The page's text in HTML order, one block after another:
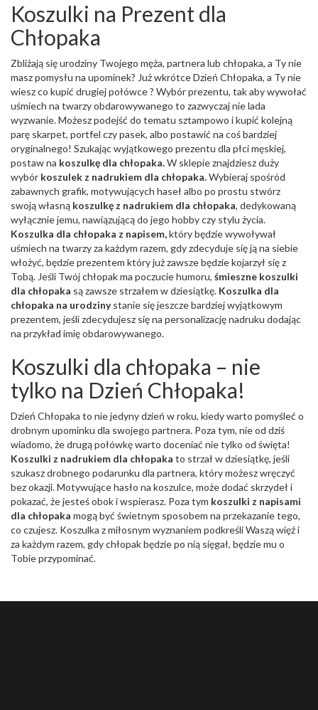
Koszulki na Prezent dla
Chłopaka
Zbliżają się urodziny Twojego męża, partnera lub chłopaka, a Ty nie
masz pomysłu na upominek? Już wkrótce Dzień Chłopaka, a Ty nie
wiesz co kupić drugiej połówce ? Wybór prezentu, tak aby wywołać
uśmiech na twarzy obdarowywanego to zazwyczaj nie lada
wyzwanie. Możesz podejść do tematu sztampowo i kupić kolejną
parę skarpet, portfel czy pasek, albo postawić na coś bardziej
oryginalnego! Szukając wyjątkowego prezentu dla płci męskiej,
postaw na koszulkę dla chłopaka.W sklepie znajdziesz duży
wybór koszulek z nadrukiem dla chłopaka.Wybieraj spośród
zabawnych grafik, motywujących haseł albo po prostu stwórz
swoją własną koszulkę z nadrukiem dla chłopaka, dedykowaną
wyłącznie jemu, nawiązującą do jego hobby czy stylu życia.
Koszulka dla chłopaka z napisem,który będzie wywoływał
uśmiech na twarzy za każdym razem, gdy zdecyduje się ją na siebie
włożyć, będzie prezentem który już zawsze będzie kojarzył się z
Tobą. Jeśli Twój chłopak ma poczucie humoru, śmieszne koszulki
dla chłopaka są zawsze strzałem w dziesiątkę. Koszulka dla
chłopaka na urodzinystanie się jeszcze bardziej wyjątkowym
prezentem, jeśli zdecydujesz się na personalizację nadruku dodając
na przykład imię obdarowywanego.
Koszulki dla chłopaka – nie
tylko na Dzień Chłopaka!
Dzień Chłopaka to nie jedyny dzień w roku, kiedy warto pomyśleć o
drobnym upominku dla swojego partnera. Poza tym, nie od dziś
wiadomo, że drugą połówkę warto doceniać nie tylko od święta!
Koszulki z nadrukiem dla chłopaka to strzał w dziesiątkę, jeśli
szukasz drobnego podarunku dla partnera, który możesz wręczyć
bez okazji. Motywujące hasło na koszulce, może dodać skrzydeł i
pokazać, że jesteś obok i wspierasz. Poza tym koszulki z napisami
dla chłopaka mogą być świetnym sposobem na przekazanie tego,
co czujesz. Koszulka z miłosnym wyznaniem podkreśli Waszą więź i
za każdym razem, gdy chłopak będzie po nią sięgał, będzie mu o
Tobie przypominać.